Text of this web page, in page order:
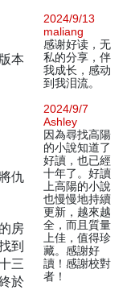
本
仇
房
到
三
於
2024/9/13
maliang
感谢好读，无
私的分享，伴
我成长，感动
到我泪流。
2024/9/7
Ashley
因為尋找高陽
的小說知道了
好讀，也已經
十年了。好讀
上高陽的小說
也慢慢地持續
更新，越來越
全，而且質量
上佳，值得珍
藏。感謝好
讀！感謝校對
者！